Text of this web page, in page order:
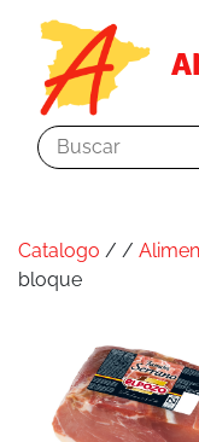
Catalogo / /
bloque